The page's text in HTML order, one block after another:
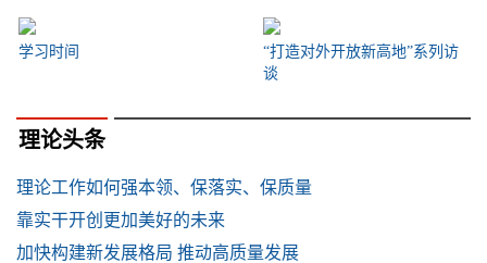
学习时间
“打造对外开放新高地”系列访
谈
理论头条
理论工作如何强本领、保落实、保质量
靠实干开创更加美好的未来
加快构建新发展格局 推动高质量发展